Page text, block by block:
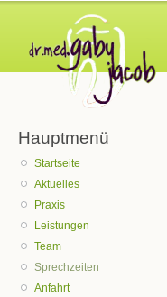
Hauptmenü
Startseite
Aktuelles
Praxis
Leistungen
Team
Sprechzeiten
Anfahrt